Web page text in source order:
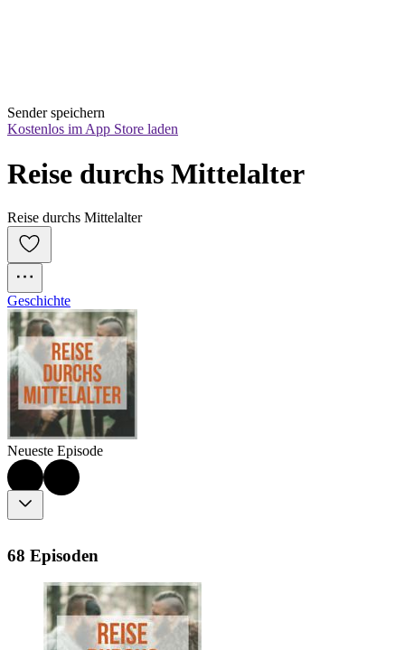
Sender speichern
Kostenlos im App Store laden
Reise durchs Mittelalter
Reise durchs Mittelalter
Geschichte
Neueste Episode
68 Episoden